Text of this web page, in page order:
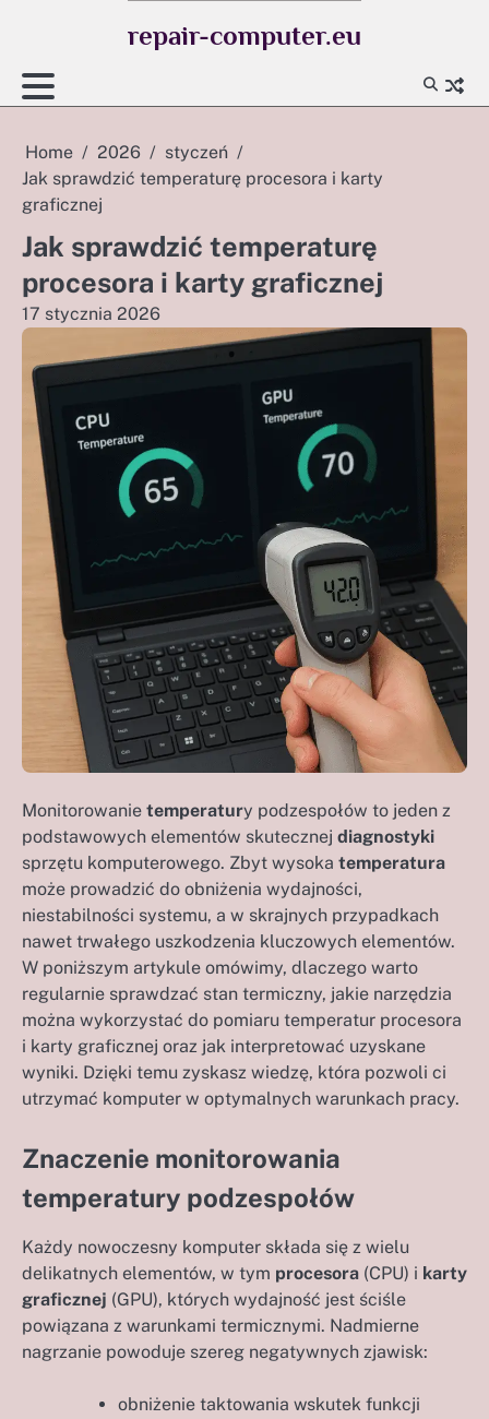
repair-computer.eu
Home 2026
styczeń
Jak sprawdzić temperaturę procesora i karty
graficznej
Jak sprawdzić temperaturę
procesora i karty graficznej
17 stycznia 2026
Monitorowanie temperatury podzespołów to jeden z
podstawowych elementów skutecznej diagnostyki
sprzętu komputerowego. Zbyt wysoka temperatura
może prowadzić do obniżenia wydajności,
niestabilności systemu, a w skrajnych przypadkach
nawet trwałego uszkodzenia kluczowych elementów.
W poniższym artykule omówimy, dlaczego warto
regularnie sprawdzać stan termiczny, jakie narzędzia
można wykorzystać do pomiaru temperatur procesora
i karty graficznej oraz jak interpretować uzyskane
wyniki. Dzięki temu zyskasz wiedzę, która pozwoli ci
utrzymać komputer w optymalnych warunkach pracy.
Znaczenie monitorowania
temperatury podzespołów
Każdy nowoczesny komputer składa się z wielu
delikatnych elementów, w tym procesora (CPU) i karty
graficznej (GPU), których wydajność jest ściśle
powiązana z warunkami termicznymi. Nadmierne
nagrzanie powoduje szereg negatywnych zjawisk:
obniżenie taktowania wskutek funkcji